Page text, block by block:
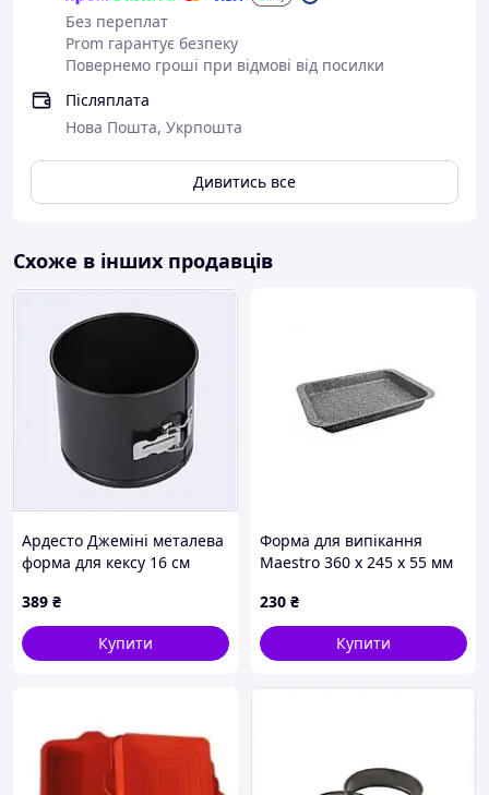
Без переплат
Prom гарантує безпеку
Повернемо гроші при відмові від посилки
Післяплата
Нова Пошта, Укрпошта
Дивитись все
Схоже в інших продавців
Ардесто Джеміні металева
форма для кексу 16 см
389 ₴
Купити
Форма для випікання
Maestro 360 x 245 x 55 мм
230 ₴
Купити